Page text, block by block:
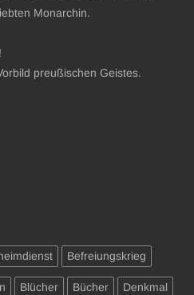
Monarchin.
preußischen Geistes.
Befreiungskrieg
Blücher Bücher Denkmal